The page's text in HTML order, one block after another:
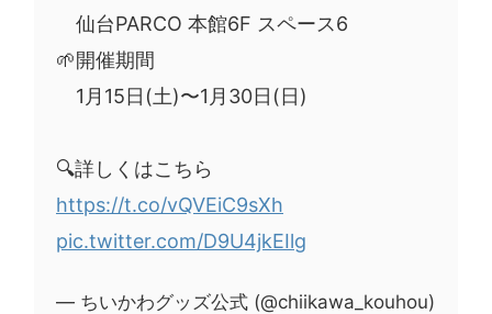
仙台PARCO 本館6F スペース6
🌱開催期間
1月15日(土)〜1月30日(日)
🔍詳しくはこちら
https://t.co/vQVEiC9sXh
pic.twitter.com/D9U4jkEIlg
— ちいかわグッズ公式 (@chiikawa_kouhou)